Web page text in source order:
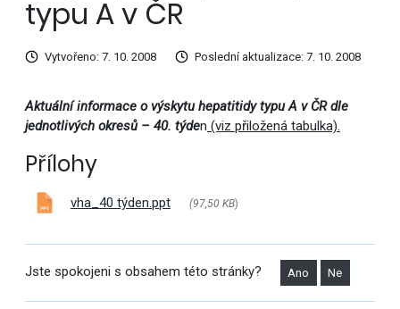
typu A v ČR
Vytvořeno: 7. 10. 2008 Poslední aktualizace: 7. 10. 2008
Aktuální informace o výskytu hepatitidy typu A v ČR dle
jednotlivých okresů – 40. týden (viz přiložená tabulka).
Přílohy
vha_40 týden.ppt (97,50 KB)
Jste spokojeni s obsahem této stránky? Ano Ne